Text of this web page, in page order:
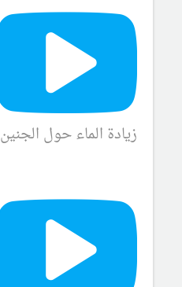
زيادة الماء حول الجنين